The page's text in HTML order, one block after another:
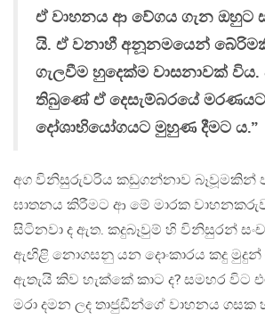
ඒ වාහනය ආ වේගය ගැන ඔහුට
යි. ඒ වනාහී අනූනමයෙන්
ගැලවීම හුදෙක්ම වාසනාවක්
තිබුණේ ඒ දෙසැම්බරයේ
දෝශාභියෝගයට මුහුණ දීමට ය.”
අග විනිසුරුවරිය කඩුගන්නාව බෑවූමකින්
ඝාතනය කිරීමට ආ මේ මාරක
සිටිනවා ද ඇත. කදුබෑවුම් හි විනිසුරන්
ඇඟිළි නොගසනු යන දොංකාරය කදු
ඇතැයි කිව හැක්කේ කාට ද? සමහර විට
මරා දමන ලද තාජුඩීන්ගේ වාහනය ගසක